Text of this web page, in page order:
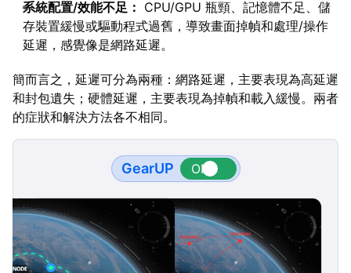
系統配置/效能不足： CPU/GPU 瓶頸、記憶體不足、儲
存裝置緩慢或驅動程式過舊，導致畫面掉幀和處理/操作
延遲，感覺像是網路延遲。
簡而言之，延遲可分為兩種：網路延遲，主要表現為高延遲
和封包遺失；硬體延遲，主要表現為掉幀和載入緩慢。兩者
的症狀和解決方法各不相同。
GearUP